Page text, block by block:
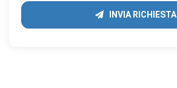
INVIA RICHIESTA